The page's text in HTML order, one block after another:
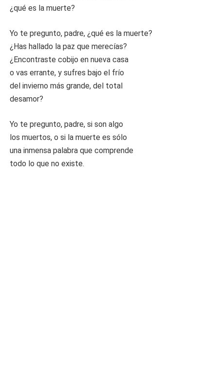
¿qué es la muerte?
Yo te pregunto, padre, ¿qué es la muerte?
¿Has hallado la paz que merecías?
¿Encontraste cobijo en nueva casa
o vas errante, y sufres bajo el frío
del invierno más grande, del total
desamor?
Yo te pregunto, padre, si son algo
los muertos, o si la muerte es sólo
una inmensa palabra que comprende
todo lo que no existe.